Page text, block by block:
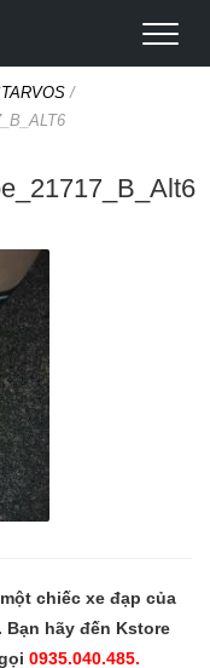
/
chiếc xe đạp của
hãy đến Kstore
0935.040.485.